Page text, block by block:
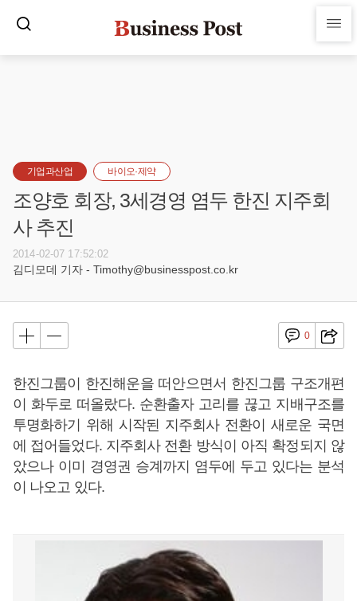
기업과산업 바이오·제약
조양호 회장, 3세경영 염두 한진 지주회
사 추진
2014-02-07 17:52:02
김디모데 기자 - Timothy@businesspost.co.kr
0
한진그룹이 한진해운을 떠안으면서 한진그룹 구조개편
이 화두로 떠올랐다. 순환출자 고리를 끊고 지배구조를
투명화하기 위해 시작된 지주회사 전환이 새로운 국면
에 접어들었다. 지주회사 전환 방식이 아직 확정되지 않
았으나 이미 경영권 승계까지 염두에 두고 있다는 분석
이 나오고 있다.